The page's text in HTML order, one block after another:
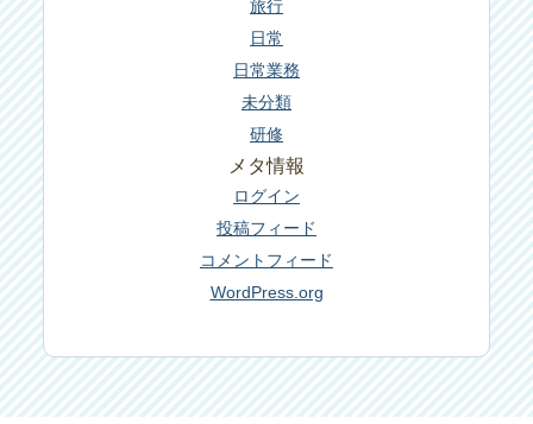
旅行
日常
日常業務
未分類
研修
メタ情報
ログイン
投稿フィード
コメントフィード
WordPress.org